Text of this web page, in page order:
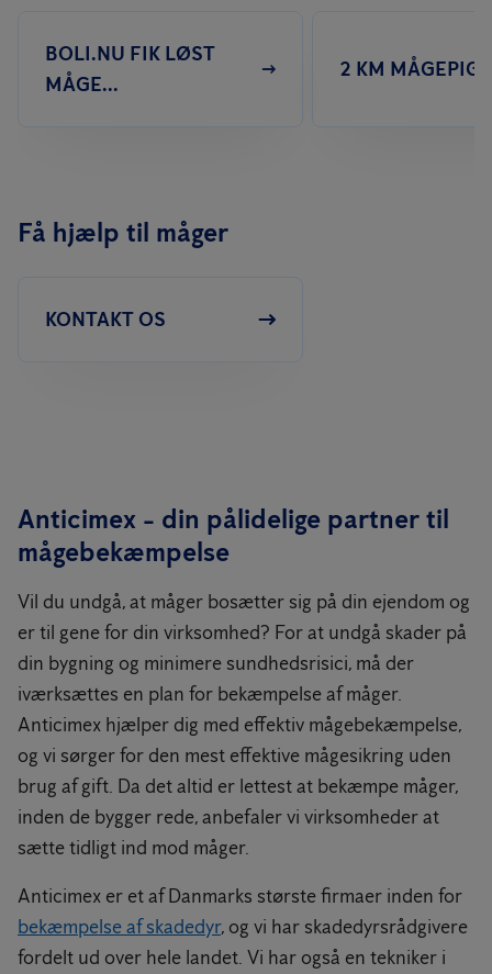
BOLI.NU FIK LØST
MÅGE...
2 KM
Få hjælp til måger
KONTAKT OS
Anticimex - din pålidelige partner til
mågebekæmpelse
Vil du undgå, at måger bosætter sig på din ejendom og
er til gene for din virksomhed? For at undgå skader på
din bygning og minimere sundhedsrisici, må der
iværksættes en plan for bekæmpelse af måger.
Anticimex hjælper dig med effektiv mågebekæmpelse,
og vi sørger for den mest effektive mågesikring uden
brug af gift. Da det altid er lettest at bekæmpe måger,
inden de bygger rede, anbefaler vi virksomheder at
sætte tidligt ind mod måger.
Anticimex er et af Danmarks største firmaer inden for
bekæmpelse af skadedyr, og vi har skadedyrsrådgivere
fordelt ud over hele landet. Vi har også en tekniker i